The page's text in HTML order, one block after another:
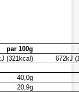
par 100g
(321kcal) 672kJ
40,0g
20,9g